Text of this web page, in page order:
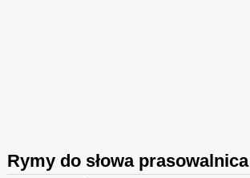
Rymy do słowa prasowalnica